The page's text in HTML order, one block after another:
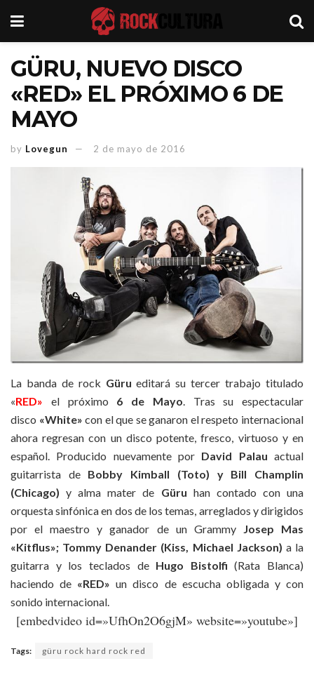
GÜRU, NUEVO DISCO
«RED» EL PRÓXIMO 6 DE
MAYO
by Lovegun 2 de mayo de 2016
La banda de rock Güru editará su tercer trabajo titulado
«RED» el próximo 6 de Mayo . Tras su espectacular
disco «White» con el que se ganaron el respeto internacional
ahora regresan con un disco potente, fresco, virtuoso y en
español. Producido nuevamente por David Palau actual
guitarrista de Bobby Kimball (Toto) y Bill Champlin
(Chicago) y alma mater de Güru han contado con una
orquesta sinfónica en dos de los temas, arreglados y dirigidos
por el maestro y ganador de un Grammy
Josep Mas
«Kitflus»; Tommy Denander (Kiss, Michael Jackson) a la
guitarra y los teclados de Hugo Bistolfi (Rata Blanca)
haciendo de «RED» un disco de escucha obligada y con
sonido internacional.
[embedvideo id=»UfhOn2O6gjM» website=»youtube»]
Tags: güru rock hard rock red